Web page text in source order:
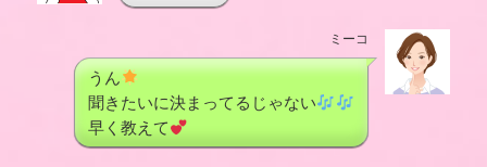
ミーコ
うん
聞きたいに決まってるじゃない
早く教えて